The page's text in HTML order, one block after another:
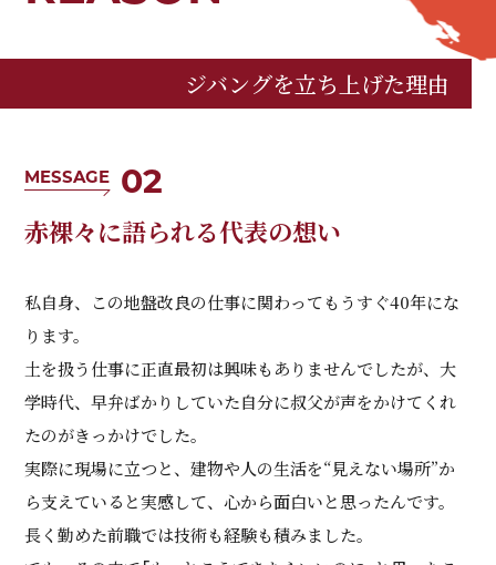
ジバングを立ち上げた理由
MESSAGE 02
赤裸々に語られる代表の想い
私自身、この地盤改良の仕事に関わってもうすぐ40年にな
ります。
土を扱う仕事に正直最初は興味もありませんでしたが、大
学時代、早弁ばかりしていた自分に叔父が声をかけてくれ
たのがきっかけでした。
実際に現場に立つと、建物や人の生活を“見えない場所”か
ら支えていると実感して、心から面白いと思ったんです。
長く勤めた前職では技術も経験も積みました。